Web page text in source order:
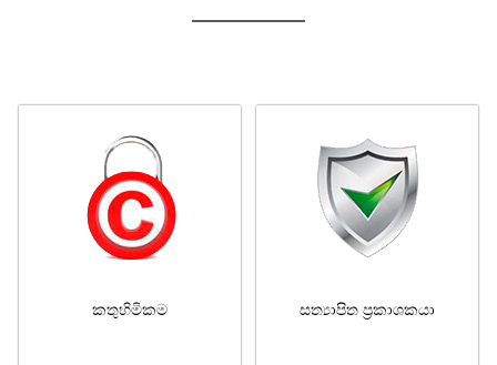
කතුහිමිකම සත්‍යාපිත ප්‍රකාශකයා